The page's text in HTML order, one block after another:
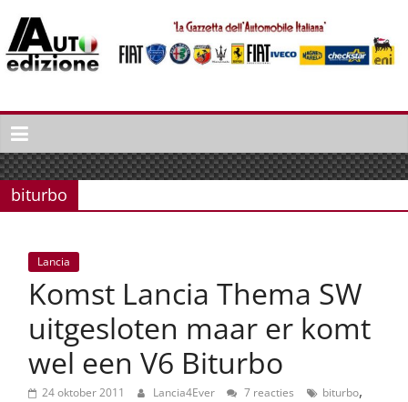
naar
inhoud
Auto
Edizione
La
Gazetta
dell'Automobile
Italiaans
autonieuws
lifestyle
biturbo
Lancia
Komst Lancia Thema SW
uitgesloten maar er komt
wel een V6 Biturbo
24 oktober 2011 Lancia4Ever 7 reacties biturbo,